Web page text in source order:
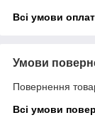
Всі умови
Умови
Повернення
Всі умови